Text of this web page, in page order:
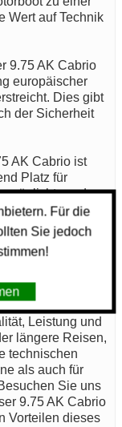
Wert auf Technik
9.75 AK Cabrio
europäischer
Dies gibt
der Sicherheit
AK Cabrio ist
Platz für
es, das
eine
Wetter zu
komfortabel
AK Cabrio eine
Leistung und
längere Reisen,
technischen
als auch für
Sie uns
9.75 AK Cabrio
Vorteilen dieses
Für die
Sie jedoch